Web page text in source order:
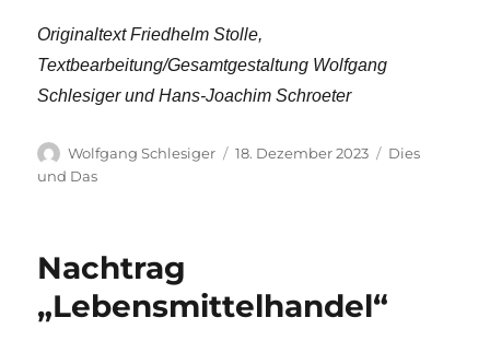
Originaltext Friedhelm Stolle,
Textbearbeitung/Gesamtgestaltung Wolfgang
Schlesiger und Hans-Joachim Schroeter
Autor
Wolfgang Schlesiger
Veröffentlicht
18. Dezember 2023 Kategorien
Dies
und Das
Nachtrag
„Lebensmittelhandel“